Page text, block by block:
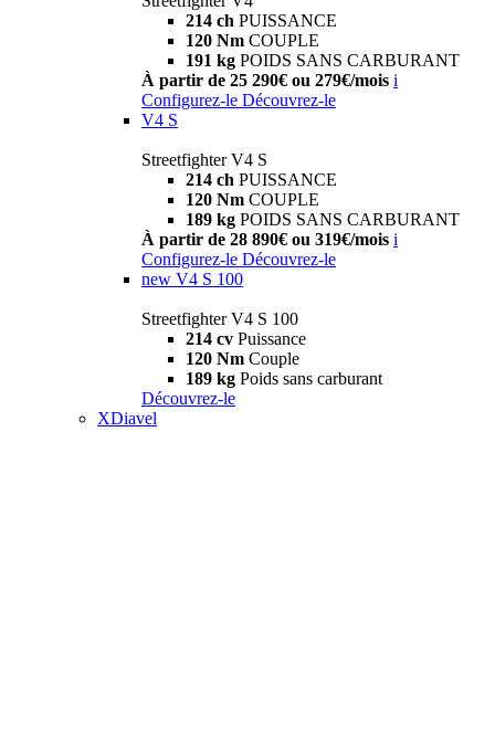
214 ch PUISSANCE
120 Nm COUPLE
191 kg POIDS SANS CARBURANT
À partir de 25 290€ ou 279€/mois i
Configurez-le Découvrez-le
V4 S
Streetfighter V4 S
214 ch PUISSANCE
120 Nm COUPLE
189 kg POIDS SANS CARBURANT
À partir de 28 890€ ou 319€/mois i
Configurez-le Découvrez-le
new V4 S 100
Streetfighter V4 S 100
214 cv Puissance
120 Nm Couple
189 kg Poids sans carburant
Découvrez-le
XDiavel